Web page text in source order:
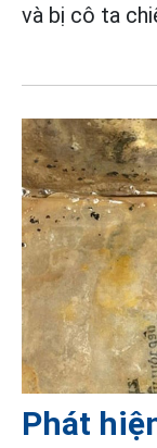
và bị cô ta
Phát